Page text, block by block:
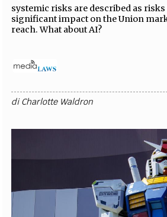
systemic risks are described as risks
significant impact on the Union
reach. What about AI?
diCharlotte Waldron